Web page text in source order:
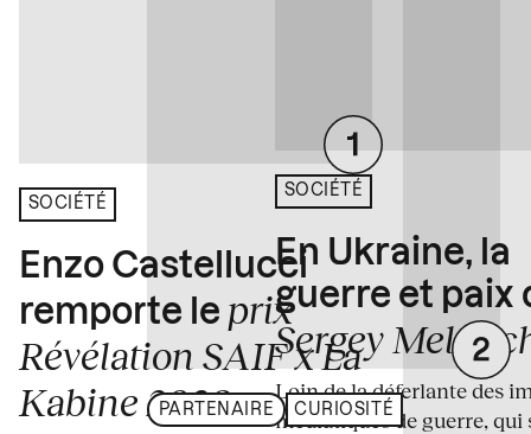
SOCIÉTÉ
Enzo Castellucci
remporte le prix
Révélation SAIF x La
Kabine 2026
PARTENAIRE CURIOSITÉ
SOCIÉTÉ
En Ukraine, la
guerre et paix
Sergey
Loin de la déferlante des
médiatiques de guerre, qui